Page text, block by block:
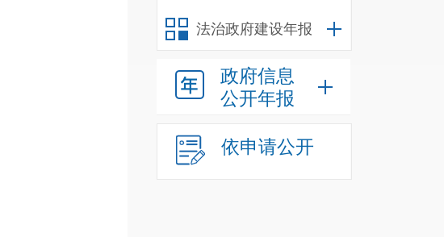
法治政府建设年报
政府信息
公开年报
依申请公开